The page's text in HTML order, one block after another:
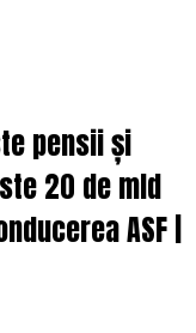
pensii și
20 de mld
ASF |